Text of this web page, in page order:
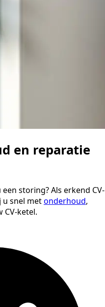
en reparatie
storing? Als erkend CV-
u snel metonderhoud,
CV-ketel.